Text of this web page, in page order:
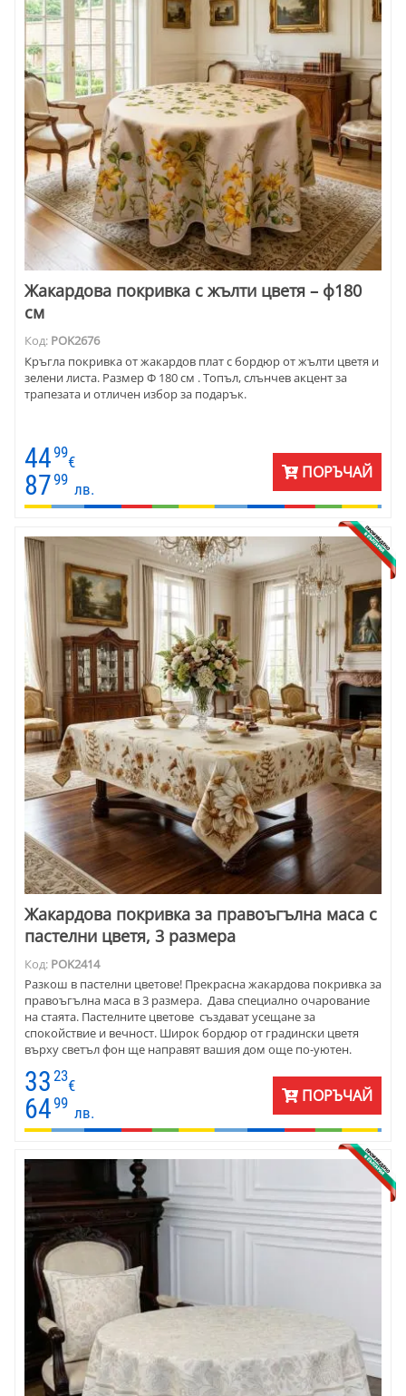
Жакардова покривка с жълти цветя – ф180
см
Код: POK2676
Кръгла покривка от жакардов плат с бордюр от жълти цветя и
зелени листа. Размер Ф 180 см . Топъл, слънчев акцент за
трапезата и отличен избор за подарък.
4499
€
8799
лв.
ПОРЪЧАЙ
Жакардова покривка за правоъгълна маса с
пастелни цветя, 3 размера
Код: POK2414
Разкош в пастелни цветове! Прекрасна жакардова покривка за
правоъгълна маса в 3 размера. Дава специално очарование
на стаята. Пастелните цветове създават усещане за
спокойствие и вечност. Широк бордюр от градински цветя
върху светъл фон ще направят вашия дом още по-уютен.
до елегантно стъкло и метал. Стилът е винтидж . Жакардовата
покривка е подходяща за подарък за приятелка и за наредба
на дома. Може да се използва през цялата година.
33 23
€
6499
лв.
ПОРЪЧАЙ